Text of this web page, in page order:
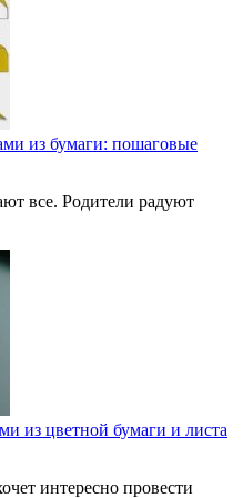
из бумаги: пошаговые
все. Родители радуют
из цветной бумаги и листа
интересно провести